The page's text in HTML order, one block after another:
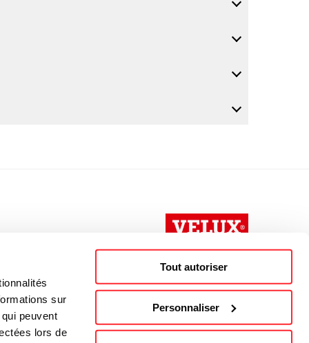
sur
peuvent
lors de
Tout autoriser
Personnaliser